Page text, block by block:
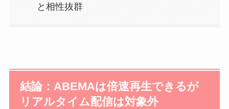
と相性抜群
結論：ABEMAは倍速再生できるが
リアルタイム配信は対象外